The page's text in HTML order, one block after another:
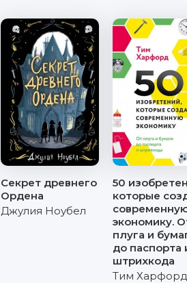
Секрет древнего
Ордена
Джулия Ноубел
50
которые
экономику.
плуга и
до паспорта
штрихкода
Тим Харфорд